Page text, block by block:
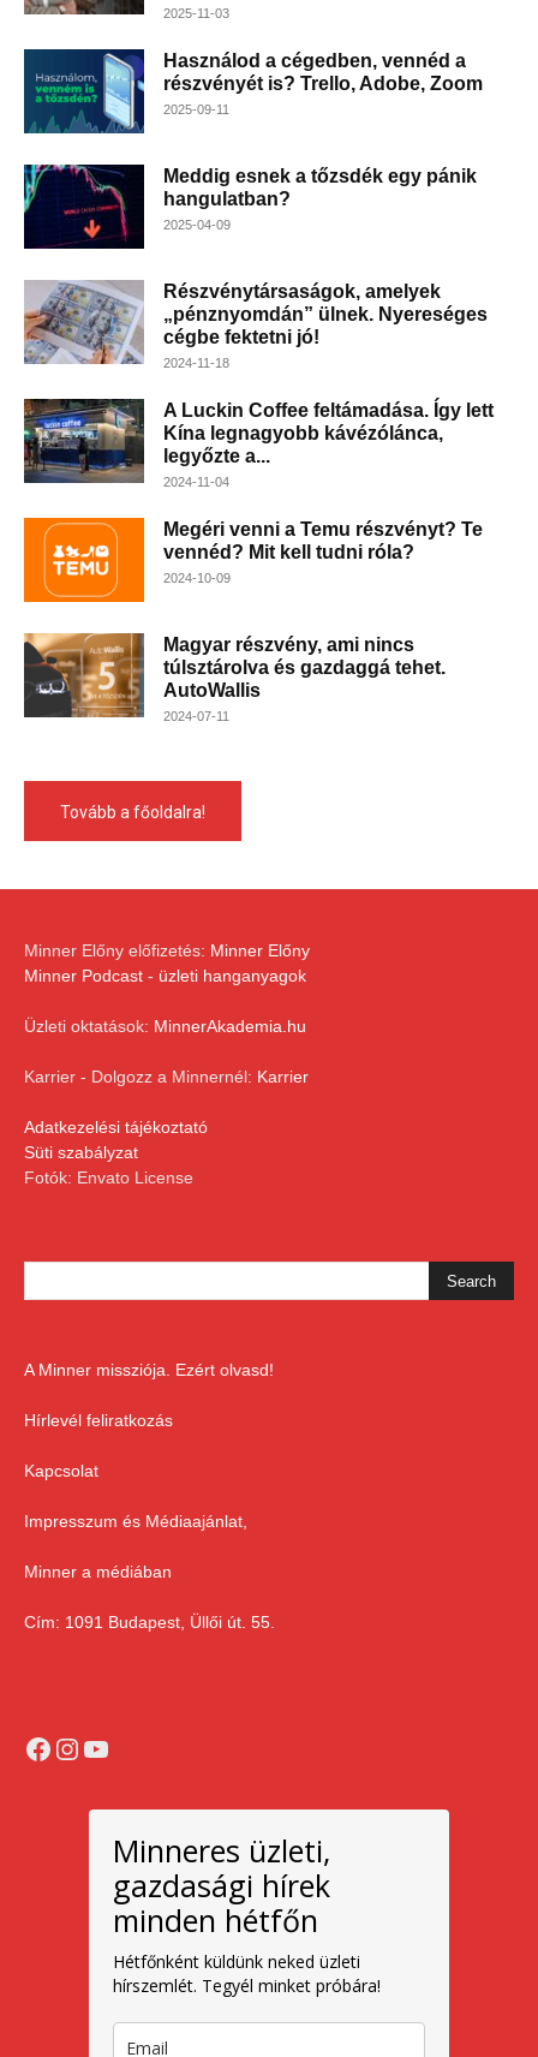
2025-11-03
Használod a cégedben, vennéd a
részvényét is? Trello, Adobe, Zoom
2025-09-11
Meddig esnek a tőzsdék egy pánik
hangulatban?
2025-04-09
Részvénytársaságok, amelyek
„pénznyomdán” ülnek. Nyereséges
cégbe fektetni jó!
2024-11-18
A Luckin Coffee feltámadása. Így lett
Kína legnagyobb kávézólánca,
legyőzte a...
2024-11-04
Megéri venni a Temu részvényt? Te
vennéd? Mit kell tudni róla?
2024-10-09
Magyar részvény, ami nincs
túlsztárolva és gazdaggá tehet.
AutoWallis
2024-07-11
Tovább a főoldalra!
Minner Előny előfizetés: Minner Előny
Minner Podcast - üzleti hanganyagok
Üzleti oktatások: MinnerAkademia.hu
Karrier - Dolgozz a Minnernél: Karrier
Adatkezelési tájékoztató
Süti szabályzat
Fotók: Envato License
A Minner missziója. Ezért olvasd!
Hírlevél feliratkozás
Kapcsolat
Impresszum és Médiaajánlat,
Minner a médiában
Cím: 1091 Budapest, Üllői út. 55.
Facebook
Instagram
YouTube
Minneres üzleti,
gazdasági hírek
minden hétfőn
Hétfőnként küldünk neked üzleti
hírszemlét. Tegyél minket próbára!